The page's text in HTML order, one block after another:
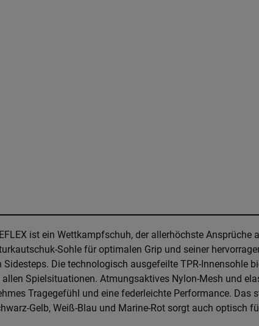
ist ein Wettkampfschuh, der allerhöchste
Sohle für optimalen Grip und seiner
Sidesteps. Die technologisch ausgefeilte TPR-Innensohle
Spielsituationen. Atmungsaktives Nylon-Mesh und
Tragegefühl und eine federleichte Performance. Das
Gelb, Weiß-Blau und Marine-Rot sorgt auch optisch